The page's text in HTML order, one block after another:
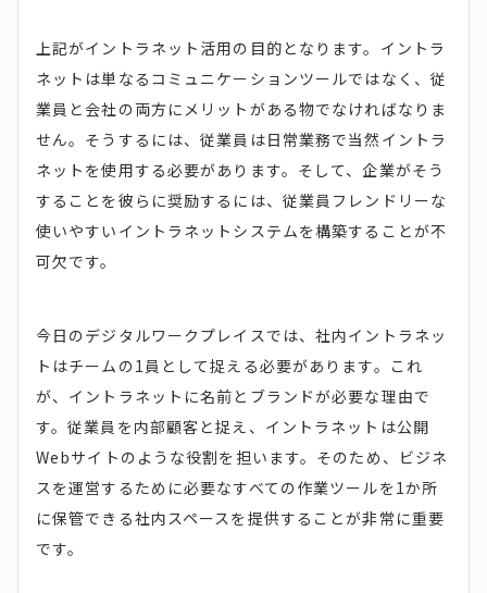
上記がイントラネット活用の目的となります。イントラ
ネットは単なるコミュニケーションツールではなく、従
業員と会社の両方にメリットがある物でなければなりま
せん。そうするには、従業員は日常業務で当然イントラ
ネットを使用する必要があります。そして、企業がそう
することを彼らに奨励するには、従業員フレンドリーな
使いやすいイントラネットシステムを構築することが不
可欠です。
今日のデジタルワークプレイスでは、社内イントラネッ
トはチームの1員として捉える必要があります。これ
が、イントラネットに名前とブランドが必要な理由で
す。従業員を内部顧客と捉え、イントラネットは公開
Webサイトのような役割を担います。そのため、ビジネ
スを運営するために必要なすべての作業ツールを1か所
に保管できる社内スペースを提供することが非常に重要
です。